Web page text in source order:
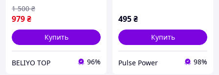
979₴
1 500 ₴
Купить
BELIYO TOP 96%
495₴
Купить
Pulse Power 98%